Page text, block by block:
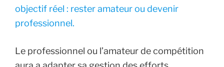
objectif réel : rester amateur ou devenir
professionnel.
Le professionnel ou l’amateur de compétition